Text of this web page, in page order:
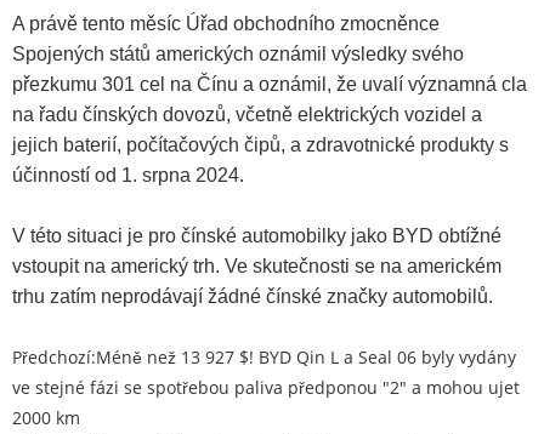
A právě tento měsíc Úřad obchodního zmocněnce
Spojených států amerických oznámil výsledky svého
přezkumu 301 cel na Čínu a oznámil, že uvalí významná cla
na řadu čínských dovozů, včetně elektrických vozidel a
jejich baterií, počítačových čipů, a zdravotnické produkty s
účinností od 1. srpna 2024.
V této situaci je pro čínské automobilky jako BYD obtížné
vstoupit na americký trh. Ve skutečnosti se na americkém
trhu zatím neprodávají žádné čínské značky automobilů.
Předchozí:Méně než 13 927 $! BYD Qin L a Seal 06 byly vydány
ve stejné fázi se spotřebou paliva předponou "2" a mohou ujet
2000 km